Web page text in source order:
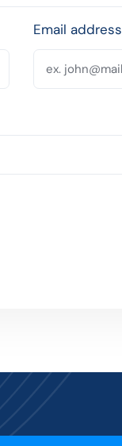
Email address